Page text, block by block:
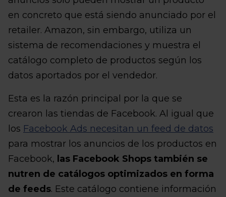
en concreto que está siendo anunciado por el
retailer. Amazon, sin embargo, utiliza un
sistema de recomendaciones y muestra el
catálogo completo de productos según los
datos aportados por el vendedor.
Esta es la razón principal por la que se
crearon las tiendas de Facebook. Al igual que
los Facebook Ads necesitan un feed de datos
para mostrar los anuncios de los productos en
Facebook, las Facebook Shops también se
nutren de catálogos optimizados en forma
de feeds. Este catálogo contiene información